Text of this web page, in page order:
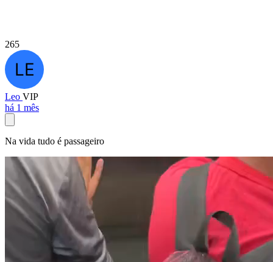
265
Leo VIP
há 1 mês
Na vida tudo é passageiro